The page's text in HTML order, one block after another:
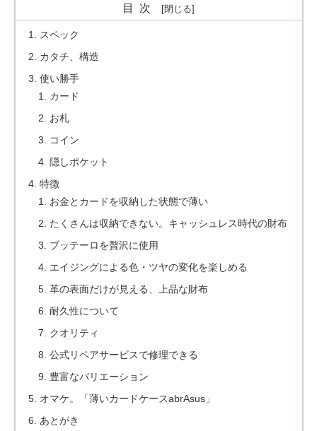
目次
スペック
カタチ、構造
使い勝手
カード
お札
コイン
隠しポケット
特徴
お金とカードを収納した状態で薄い
たくさんは収納できない。キャッシュレス時代の財布
ブッテーロを贅沢に使用
エイジングによる色・ツヤの変化を楽しめる
革の表面だけが見える、上品な財布
耐久性について
クオリティ
公式リペアサービスで修理できる
豊富なバリエーション
オマケ。「薄いカードケースabrAsus」
あとがき